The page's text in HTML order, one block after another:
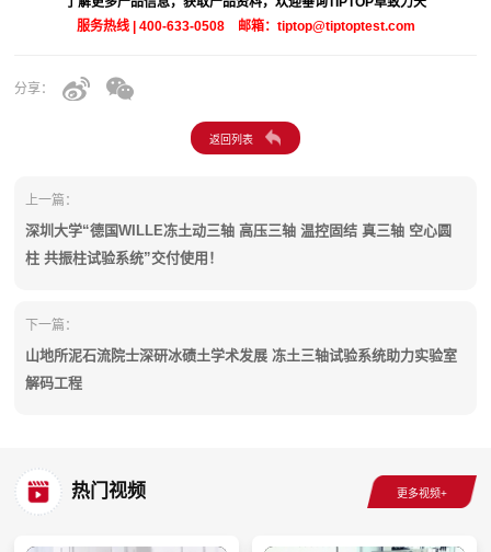
服务热线 | 400-633-0508 邮箱：tiptop@tiptoptest.com
分享：
上一篇：
深圳大学“德国WILLE冻土动三轴 高压三轴 温控固结 真三轴 空心圆
柱 共振柱试验系统”交付使用！
下一篇：
山地所泥石流院士深研冰碛土学术发展 冻土三轴试验系统助力实验室
解码工程
热门视频